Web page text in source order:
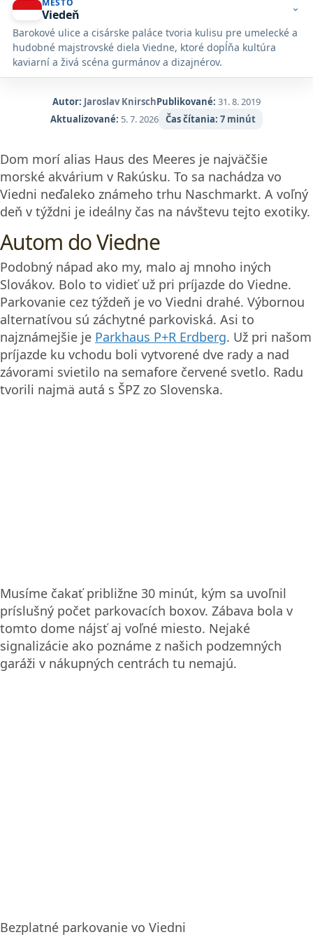
MESTO
Viedeň
Barokové ulice a cisárske paláce tvoria kulisu pre umelecké a
hudobné majstrovské diela Viedne, ktoré dopĺňa kultúra
kaviarní a živá scéna gurmánov a dizajnérov.
expand_more
Autor: Jaroslav KnirschPublikované: 31. 8. 2019
Aktualizované: 5. 7. 2026 Čas čítania: 7 minút
Dom morí alias Haus des Meeres je najväčšie
morské akvárium v Rakúsku. To sa nachádza vo
Viedni neďaleko známeho trhu Naschmarkt. A voľný
deň v týždni je ideálny čas na návštevu tejto exotiky.
Autom do Viedne
Podobný nápad ako my, malo aj mnoho iných
Slovákov. Bolo to vidieť už pri príjazde do Viedne.
Parkovanie cez týždeň je vo Viedni drahé. Výbornou
alternatívou sú záchytné parkoviská. Asi to
najznámejšie je Parkhaus P+R Erdberg. Už pri našom
príjazde ku vchodu boli vytvorené dve rady a nad
závorami svietilo na semafore červené svetlo. Radu
tvorili najmä autá s ŠPZ zo Slovenska.
Musíme čakať približne 30 minút, kým sa uvoľnil
príslušný počet parkovacích boxov. Zábava bola v
tomto dome nájsť aj voľné miesto. Nejaké
signalizácie ako poznáme z našich podzemných
garáži v nákupných centrách tu nemajú.
Bezplatné parkovanie vo Viedni